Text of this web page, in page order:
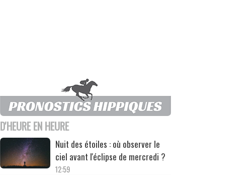
D'HEURE EN HEURE
Nuit des étoiles : où observer le
ciel avant l'éclipse de mercredi ?
12:59